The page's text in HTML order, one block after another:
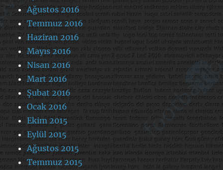
Ağustos 2016
Temmuz 2016
Haziran 2016
Mayıs 2016
Nisan 2016
Mart 2016
Şubat 2016
Ocak 2016
Ekim 2015
Eylül 2015
Ağustos 2015
Temmuz 2015